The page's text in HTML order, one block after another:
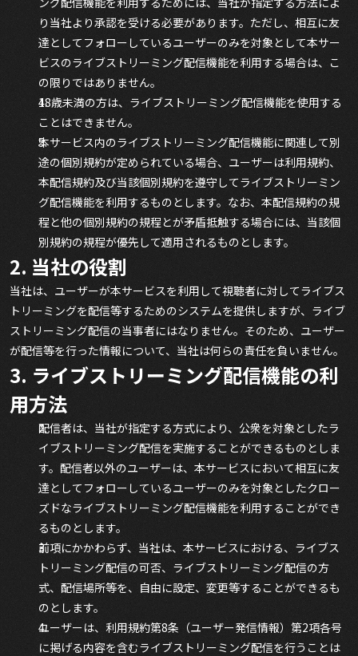
り当社より承認を受ける必要があります。ただし、相互に友
達としてフォローしているユーザーのみを対象として本サー
ビスのライブストリーミング配信機能を利用する場合は、こ
の限りではありません。
18歳未満の方は、ライブストリーミング配信機能を使用する
ことはできません。
本サービス内のライブストリーミング配信機能に関連して別
途の個別規約が定められている場合、ユーザーは利用規約、
本配信規約及び当該個別規約を遵守してライブストリーミン
グ配信機能を利用するものとします。なお、本配信規約の規
程と他の個別規約の規程とが矛盾抵触する場合には、当該個
別規約の規程が優先して適用されるものとします。
2. 当社の役割
当社は、ユーザーが本サービスを利用して視聴者に対してライブス
トリーミングを配信等するためのシステムを提供しますが、ライブ
ストリーミング配信の当事者にはなりません。そのため、ユーザー
が配信等を行った情報について、当社は何らの責任を負いません。
3. ライブストリーミング配信機能の利
用方法
配信者は、当社が指定する方式により、公衆を対象としたラ
イブストリーミング配信を実施することができるものとしま
す。配信者以外のユーザーは、本サービスにおいて相互に友
達としてフォローしているユーザーのみを対象としたクロー
ズドなライブストリーミング配信機能を利用することができ
るものとします。
前項にかかわらず、当社は、本サービスにおける、ライブス
トリーミング配信の可否、ライブストリーミング配信の方
式、配信場所等を、自由に設定、変更等することができるも
のとします。
ユーザーは、利用規約第8条（ユーザー発信情報）第2項各号
に掲げる内容を含むライブストリーミング配信を行うことは